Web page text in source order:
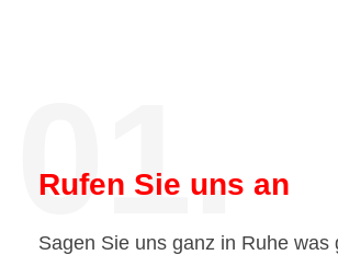
01.
Rufen Sie uns an
Sagen Sie uns ganz in Ruhe was